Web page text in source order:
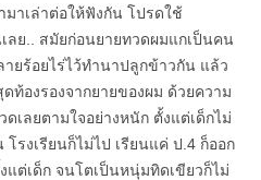
มาเล่าต่อให้ฟังกัน โปรดใช้
ย.. สมัยก่อนยายทวดผมแกเป็นคน
ยร้อยไร่ไว้ทำนาปลูกข้าวกัน แล้ว
ท้องรองจากยายของผม ด้วยความ
เลยตามใจอย่างหนัก ตั้งแต่เด็กไม่
รงเรียนก็ไม่ไป เรียนแค่ ป.4 ก็ออก
แต่เด็ก จนโตเป็นหนุ่มทิดเขียวก็ไม่